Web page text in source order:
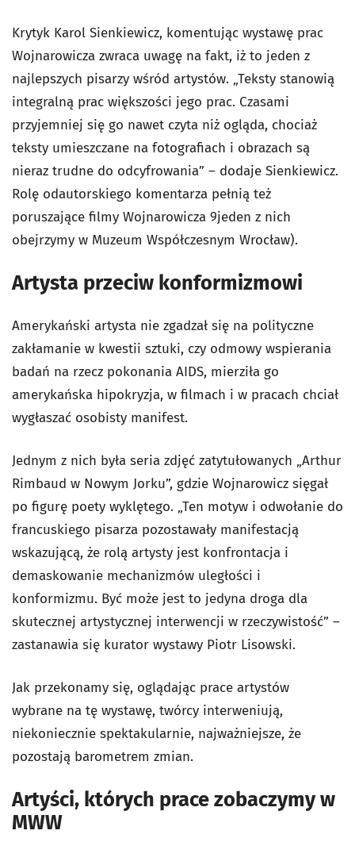
Krytyk Karol Sienkiewicz, komentując wystawę prac
Wojnarowicza zwraca uwagę na fakt, iż to jeden z
najlepszych pisarzy wśród artystów. „Teksty stanowią
integralną prac większości jego prac. Czasami
przyjemniej się go nawet czyta niż ogląda, chociaż
teksty umieszczane na fotografiach i obrazach są
nieraz trudne do odcyfrowania” – dodaje Sienkiewicz.
Rolę odautorskiego komentarza pełnią też
poruszające filmy Wojnarowicza 9jeden z nich
obejrzymy w Muzeum Współczesnym Wrocław).
Artysta przeciw konformizmowi
Amerykański artysta nie zgadzał się na polityczne
zakłamanie w kwestii sztuki, czy odmowy wspierania
badań na rzecz pokonania AIDS, mierziła go
amerykańska hipokryzja, w filmach i w pracach chciał
wygłaszać osobisty manifest.
Jednym z nich była seria zdjęć zatytułowanych „Arthur
Rimbaud w Nowym Jorku”, gdzie Wojnarowicz sięgał
po figurę poety wyklętego. „Ten motyw i odwołanie do
francuskiego pisarza pozostawały manifestacją
wskazującą, że rolą artysty jest konfrontacja i
demaskowanie mechanizmów uległości i
konformizmu. Być może jest to jedyna droga dla
skutecznej artystycznej interwencji w rzeczywistość” –
zastanawia się kurator wystawy Piotr Lisowski.
Jak przekonamy się, oglądając prace artystów
wybrane na tę wystawę, twórcy interweniują,
niekoniecznie spektakularnie, najważniejsze, że
pozostają barometrem zmian.
Artyści, których prace zobaczymy w
MWW